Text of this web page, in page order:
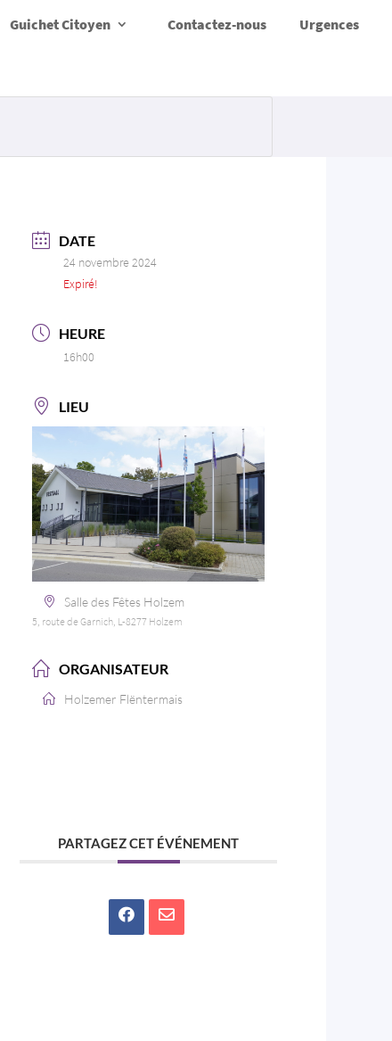
Guichet Citoyen Contactez-nous Urgences
DATE
24 novembre 2024
Expiré!
HEURE
16h00
LIEU
Salle des Fêtes Holzem
5, route de Garnich, L-8277 Holzem
ORGANISATEUR
Holzemer Flëntermais
PARTAGEZ CET ÉVÉNEMENT